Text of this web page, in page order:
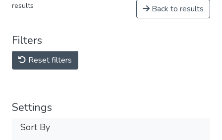
results Back to results
Filters
Reset filters
Settings
Sort By